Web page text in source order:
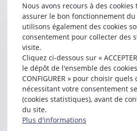
Christophe
39 RUE DES COMPAGNONS
14000 CAEN
Tél :02 31 15 22 00
Retour
Nous avons recours à des
assurer le bon fonctionnement du
utilisons également des cookies
consentement pour collecter des
visite.
Cliquez ci-dessous sur «
le dépôt de l'ensemble des
CONFIGURER » pour choisir quels
nécessitant votre consentement
(cookies statistiques), avant de
du site.
Plus d'informations